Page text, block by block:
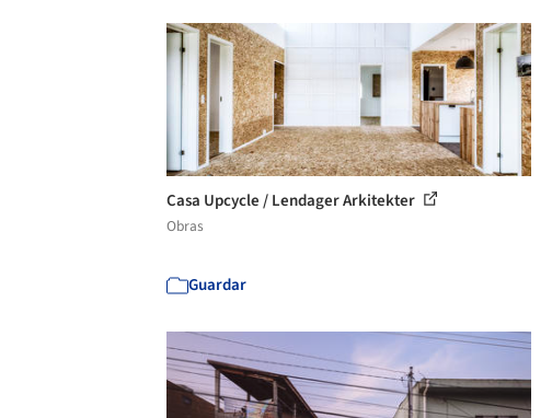
Casa Upcycle / Lendager Arkitekter
Obras
Guardar